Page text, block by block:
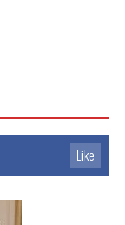
Like